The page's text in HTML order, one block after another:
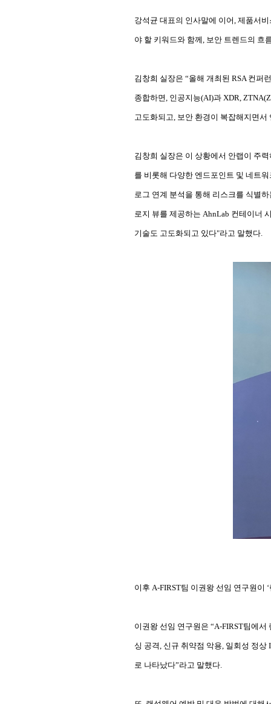
강석균 대표의 인사말에 이어, 제품서
야 할 키워드와 함께, 보안 트렌드의 흐
김창희 실장은 “올해 개최된 RSA 컨퍼
종합하면, 인공지능(AI)과 XDR,
고도화되고, 보안 환경이 복잡해지면
김창희 실장은 이 상황에서 안랩이 주
를 비롯해 다양한 엔드포인트 및 네트
로그 연계 분석을 통해 리스크를 식별
로지 뷰를 제공하는 AhnLab 컨테이너
기술도 고도화되고 있다"라고 말했다.
이후 A-FIRST팀 이권왕 선임 연구원이 ‘
이권왕 선임 연구원은 “A-FIRST팀에
싱 공격, 신규 취약점 악용, 일회성 정
로 나타났다”라고 말했다.